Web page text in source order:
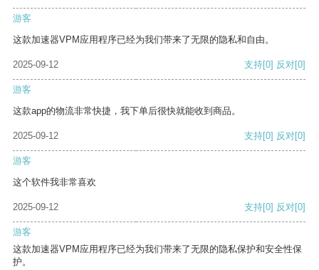
游客
这款加速器VPM应用程序已经为我们带来了无限的隐私和自由。
2025-09-12 支持[0] 反对[0]
游客
这款app的物流非常快捷，我下单后很快就能收到商品。
2025-09-12 支持[0] 反对[0]
游客
这个软件我非常喜欢
2025-09-12 支持[0] 反对[0]
游客
这款加速器VPM应用程序已经为我们带来了无限的隐私保护和安全性保
护。